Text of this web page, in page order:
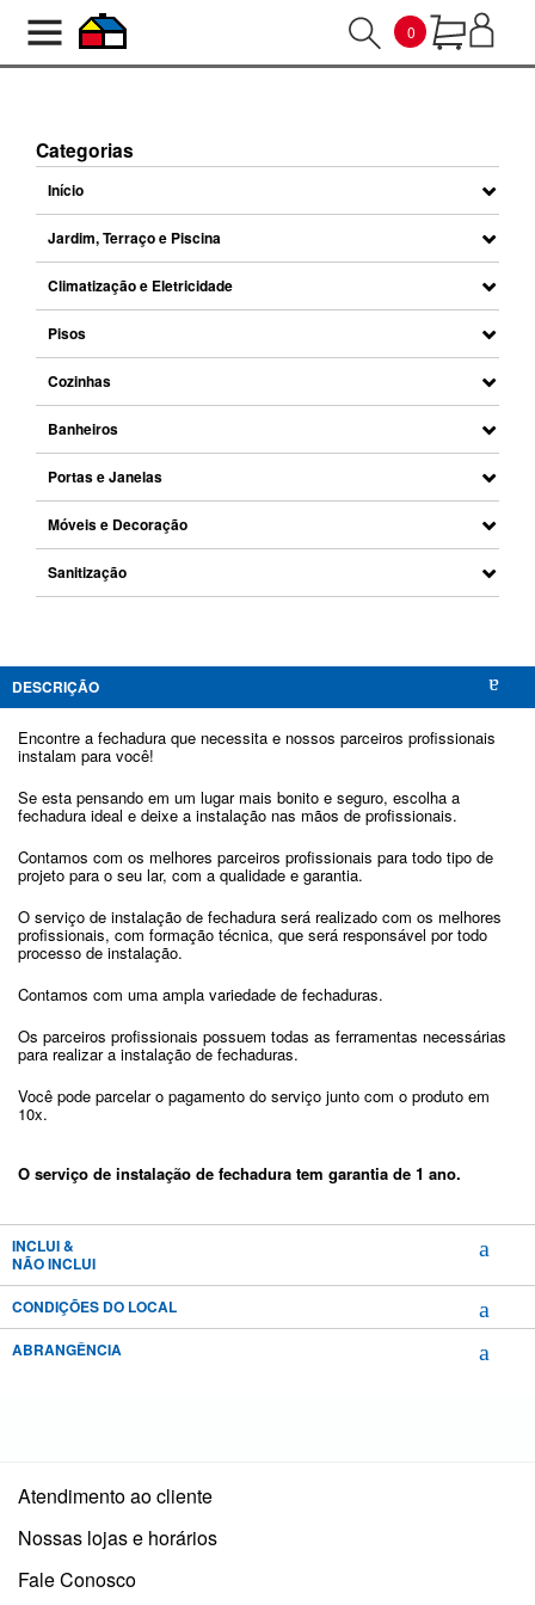
0
Categorias
Início
Jardim, Terraço e Piscina
Climatização e Eletricidade
Pisos
Cozinhas
Banheiros
Portas e Janelas
Móveis e Decoração
Sanitização
PROTEJA SUA
RESIDÊNCIA
Com a segurança de
uma perfeita instalação.
DESCRIÇÃO
Encontre a fechadura que necessita e nossos parceiros profissionais
instalam para você!
Se esta pensando em um lugar mais bonito e seguro, escolha a
fechadura ideal e deixe a instalação nas mãos de profissionais.
Contamos com os melhores parceiros profissionais para todo tipo de
projeto para o seu lar, com a qualidade e garantia.
O serviço de instalação de fechadura será realizado com os melhores
profissionais, com formação técnica, que será responsável por todo
processo de instalação.
Contamos com uma ampla variedade de fechaduras.
Os parceiros profissionais possuem todas as ferramentas necessárias
para realizar a instalação de fechaduras.
Você pode parcelar o pagamento do serviço junto com o produto em
10x.
O serviço de instalação de fechadura tem garantia de 1 ano.
INCLUI &
NÃO INCLUI
CONDIÇÕES DO LOCAL
ABRANGÊNCIA
Atendimento ao cliente
Nossas lojas e horários
Fale Conosco